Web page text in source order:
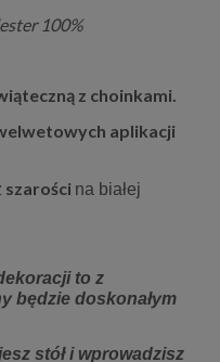
100%
z choinkami.
aplikacji
szarości na białej
to z
będzie doskonałym
stół i wprowadzisz